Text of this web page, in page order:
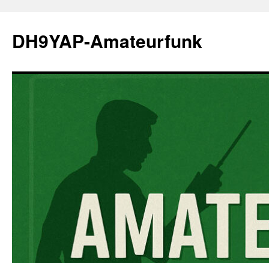
springen
DH9YAP-Amateurfunk